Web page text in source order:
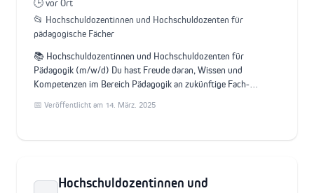
🕒 vor Ort
📂 Hochschuldozentinnen und Hochschuldozenten für
pädagogische Fächer
📚 Hochschuldozentinnen und Hochschuldozenten für
Pädagogik (m/w/d) Du hast Freude daran, Wissen und
Kompetenzen im Bereich Pädagogik an zukünftige Fach-…
📅 Veröffentlicht am 14. März. 2025
Hochschuldozentinnen und